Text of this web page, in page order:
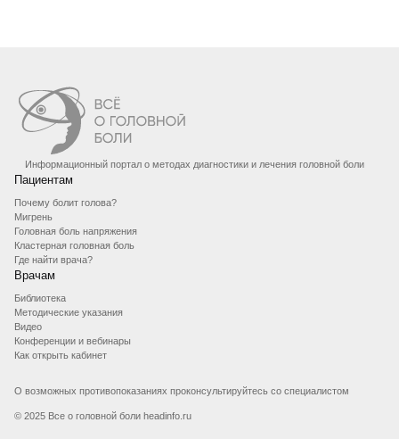
Информационный портал о методах диагностики и лечения головной боли
Пациентам
Почему болит голова?
Мигрень
Головная боль напряжения
Кластерная головная боль
Где найти врача?
Врачам
Библиотека
Методические указания
Видео
Конференции и вебинары
Как открыть кабинет
О возможных противопоказаниях проконсультируйтесь со специалистом
© 2025 Все о головной боли headinfo.ru